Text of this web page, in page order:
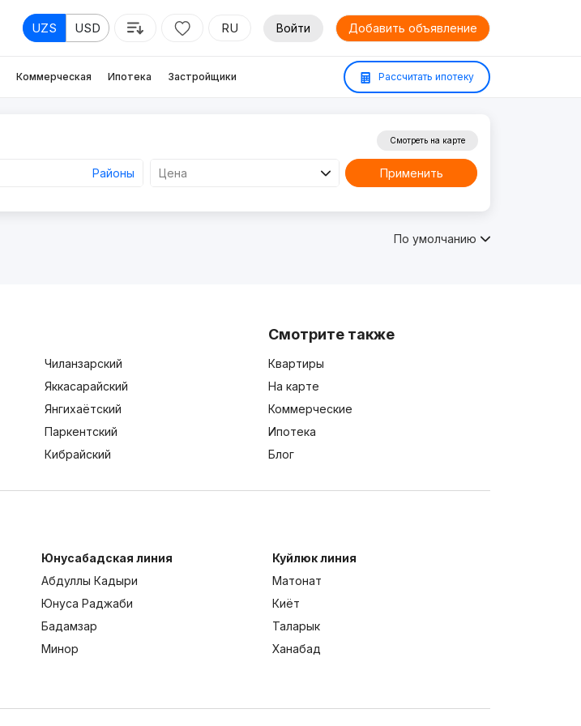
UZS USD RU Войти Добавить объявление
Коммерческая Ипотека Застройщики Рассчитать ипотеку
Районы Цена
Смотреть на карте
Применить
По умолчанию
Чиланзарский
Яккасарайский
Янгихаётский
Паркентский
Кибрайский
Смотрите также
Квартиры
На карте
Коммерческие
Ипотека
Блог
Юнусабадская линия
Абдуллы Кадыри
Юнуса Раджаби
Бадамзар
Минор
Куйлюк линия
Матонат
Киёт
Таларык
Ханабад